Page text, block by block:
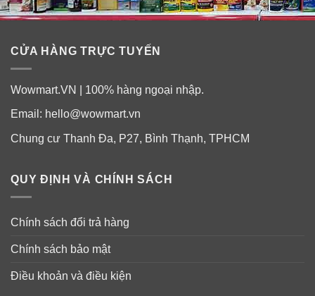
CỬA HÀNG TRỰC TUYẾN
Wowmart.VN | 100% hàng ngoại nhập.
Email: hello@wowmart.vn
Chung cư Thanh Đa, P27, Bình Thạnh, TPHCM
QUY ĐỊNH VÀ CHÍNH SÁCH
Chính sách đổi trả hàng
Chính sách bảo mật
Điều khoản và điều kiện